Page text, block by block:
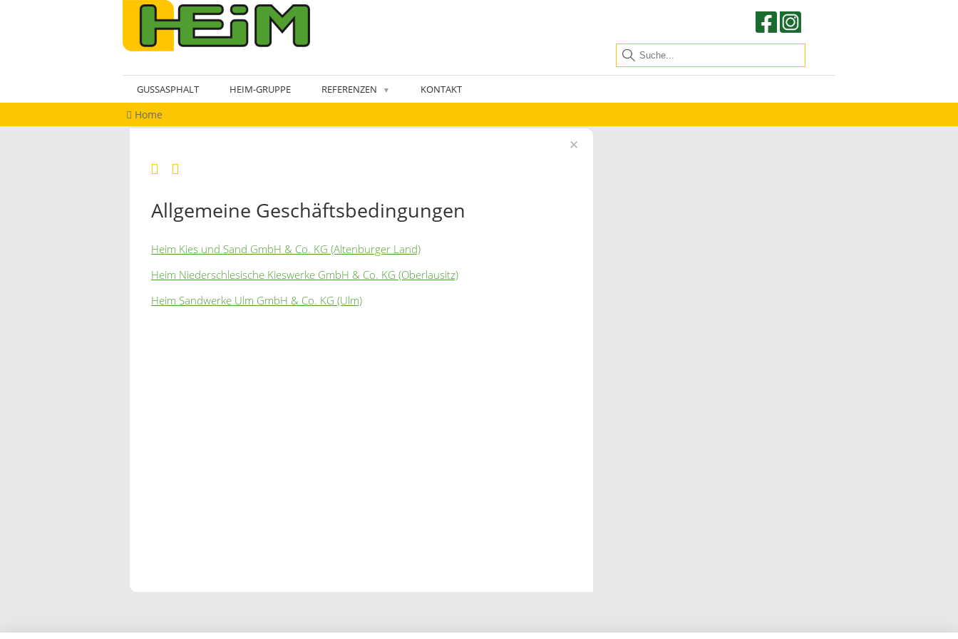
GUSSASPHALT HEIM-GRUPPE REFERENZEN ▼ KONTAKT
Home
Allgemeine Geschäftsbedingungen
Heim Kies und Sand GmbH & Co. KG (Altenburger Land)
Heim Niederschlesische Kieswerke GmbH & Co. KG (Oberlausitz)
Heim Sandwerke Ulm GmbH & Co. KG (Ulm)